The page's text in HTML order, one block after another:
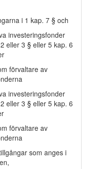
i 1 kap. 7 § och
investeringsfonder
eller 3 § eller 5 kap. 6
förvaltare av
investeringsfonder
eller 3 § eller 5 kap. 6
förvaltare av
som anges i